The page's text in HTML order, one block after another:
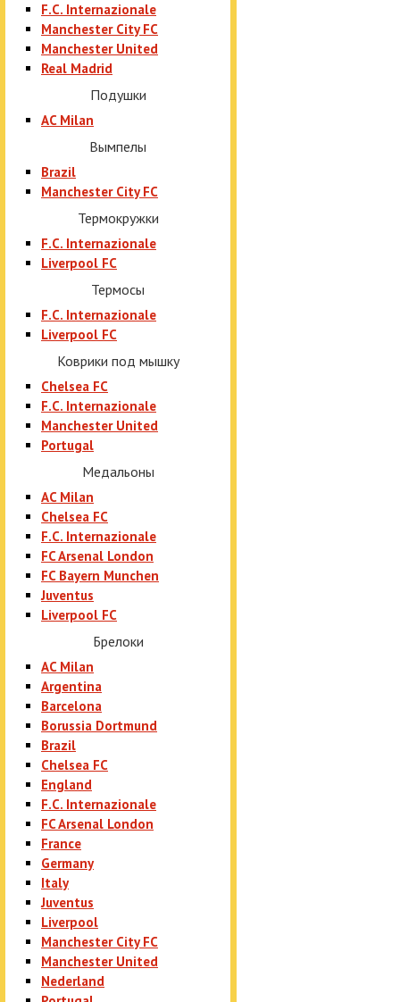
F.C. Internazionale
Manchester City FC
Manchester United
Real Madrid
Подушки
AC Milan
Вымпелы
Brazil
Manchester City FC
Термокружки
F.C. Internazionale
Liverpool FC
Термосы
F.C. Internazionale
Liverpool FC
Коврики под мышку
Chelsea FC
F.C. Internazionale
Manchester United
Portugal
Медальоны
AC Milan
Chelsea FC
F.C. Internazionale
FC Arsenal London
FC Bayern Munchen
Juventus
Liverpool FC
Брелоки
AC Milan
Argentina
Barcelona
Borussia Dortmund
Brazil
Chelsea FC
England
F.C. Internazionale
FC Arsenal London
France
Germany
Italy
Juventus
Liverpool
Manchester City FC
Manchester United
Nederland